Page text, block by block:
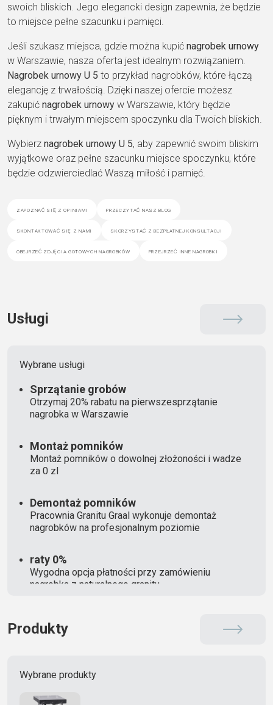
swoich bliskich. Jego elegancki design zapewnia, że będzie
to miejsce pełne szacunku i pamięci.
Jeśli szukasz miejsca, gdzie można kupić nagrobek urnowy
w Warszawie, nasza oferta jest idealnym rozwiązaniem.
Nagrobek urnowy U 5 to przykład nagrobków, które łączą
elegancję z trwałością. Dzięki naszej ofercie możesz
zakupić nagrobek urnowy w Warszawie, który będzie
pięknym i trwałym miejscem spoczynku dla Twoich bliskich.
Wybierz nagrobek urnowy U 5, aby zapewnić swoim bliskim
wyjątkowe oraz pełne szacunku miejsce spoczynku, które
będzie odzwierciedlać Waszą miłość i pamięć.
zapoznać się z opiniami przeczytać nasz blog
skontaktować się z nami skorzystać z bezpłatnej konsultacji
obejrzeć zdjęcia gotowych nagrobków przejrzeć inne nagrobki
Usługi
Wybrane usługi
Sprzątanie grobów
Otrzymaj 20% rabatu na pierwszesprzątanie
nagrobka w Warszawie
Montaż pomników
Montaż pomników o dowolnej złożoności i wadze
za 0 zl
Demontaż pomników
Pracownia Granitu Graal wykonuje demontaż
nagrobków na profesjonalnym poziomie
raty 0%
Wygodna opcja płatności przy zamówieniu
nagrobka z naturalnego granitu
Produkty
Wybrane produkty